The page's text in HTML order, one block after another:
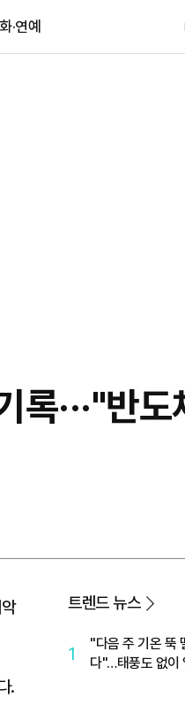
·연예
···"반도
.
트렌드 뉴스
1
"다음 주 기온 뚝
다"…태풍도 없이